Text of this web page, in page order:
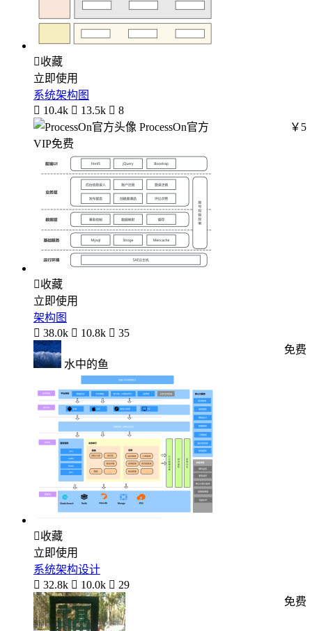
收藏
立即使用
系统架构图
 10.4k  13.5k  8
ProcessOn官方
￥5
VIP免费
收藏
立即使用
架构图
 38.0k  10.8k  35
水中的鱼
免费
收藏
立即使用
系统架构设计
 32.8k  10.0k  29
免费